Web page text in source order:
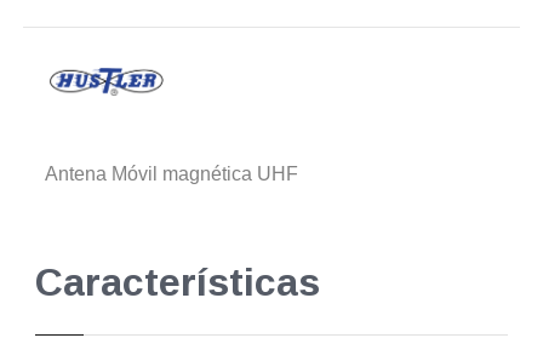
Antena Móvil magnética UHF
Características